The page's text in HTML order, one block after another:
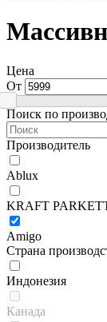
Цена
От
Поиск по
Производитель
Ablux
KRAFT
Amigo
Страна
Индонезия
Канада